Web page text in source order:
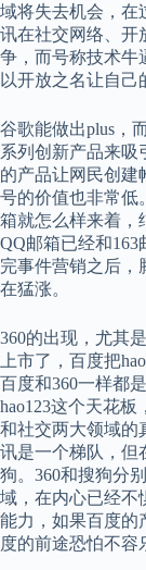
域将失去机会，在
讯在社交网络、开
争，而号称技术牛
以开放之名让自己
谷歌能做出plus，
系列创新产品来吸
的产品让网民创建
号的价值也非常低
箱就怎么样来着，
QQ邮箱已经和
完事件营销之后，
在猛涨。
360的出现，尤其
上市了，百度把
百度和360一样都
hao123这个天花
和社交两大领域的
讯是一个梯队，但
狗。360和搜狗分
域，在内心已经不
能力，如果百度的
度的前途恐怕不容